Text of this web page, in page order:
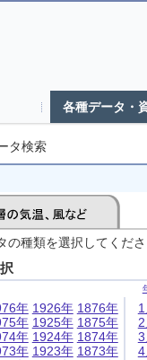
各種データ・
タ検索
の種類を選択してくだ
年
年
年
年
1926年
1925年
1924年
1923年
1876年
1875年
1874年
1873年